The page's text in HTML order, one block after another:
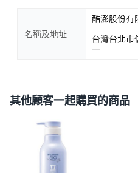
名稱及地址
酷澎股份有
台灣台北市
一
其他顧客一起購買的商品